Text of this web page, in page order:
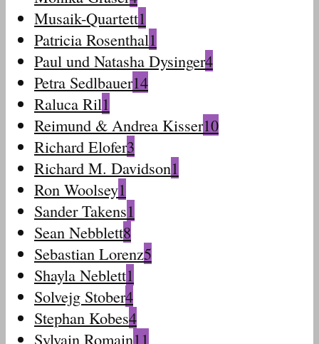
Musaik-Quartett1
Patricia Rosenthal1
Paul und Natasha Dysinger4
Petra Sedlbauer14
Raluca Ril1
Reimund & Andrea Kisser10
Richard Elofer3
Richard M. Davidson1
Ron Woolsey1
Sander Takens1
Sean Nebblett8
Sebastian Lorenz5
Shayla Neblett1
Solvejg Stober4
Stephan Kobes4
Sylvain Romain11